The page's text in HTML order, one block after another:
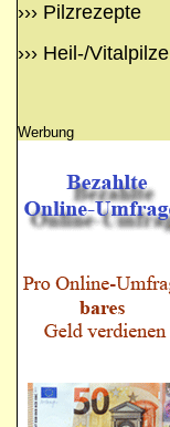
››› Pilzrezepte
››› Heil-/Vitalpilze
Werbung